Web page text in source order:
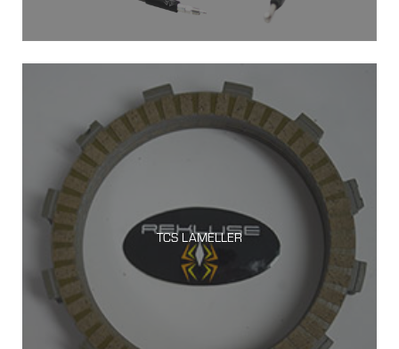
TCS LAMELLER